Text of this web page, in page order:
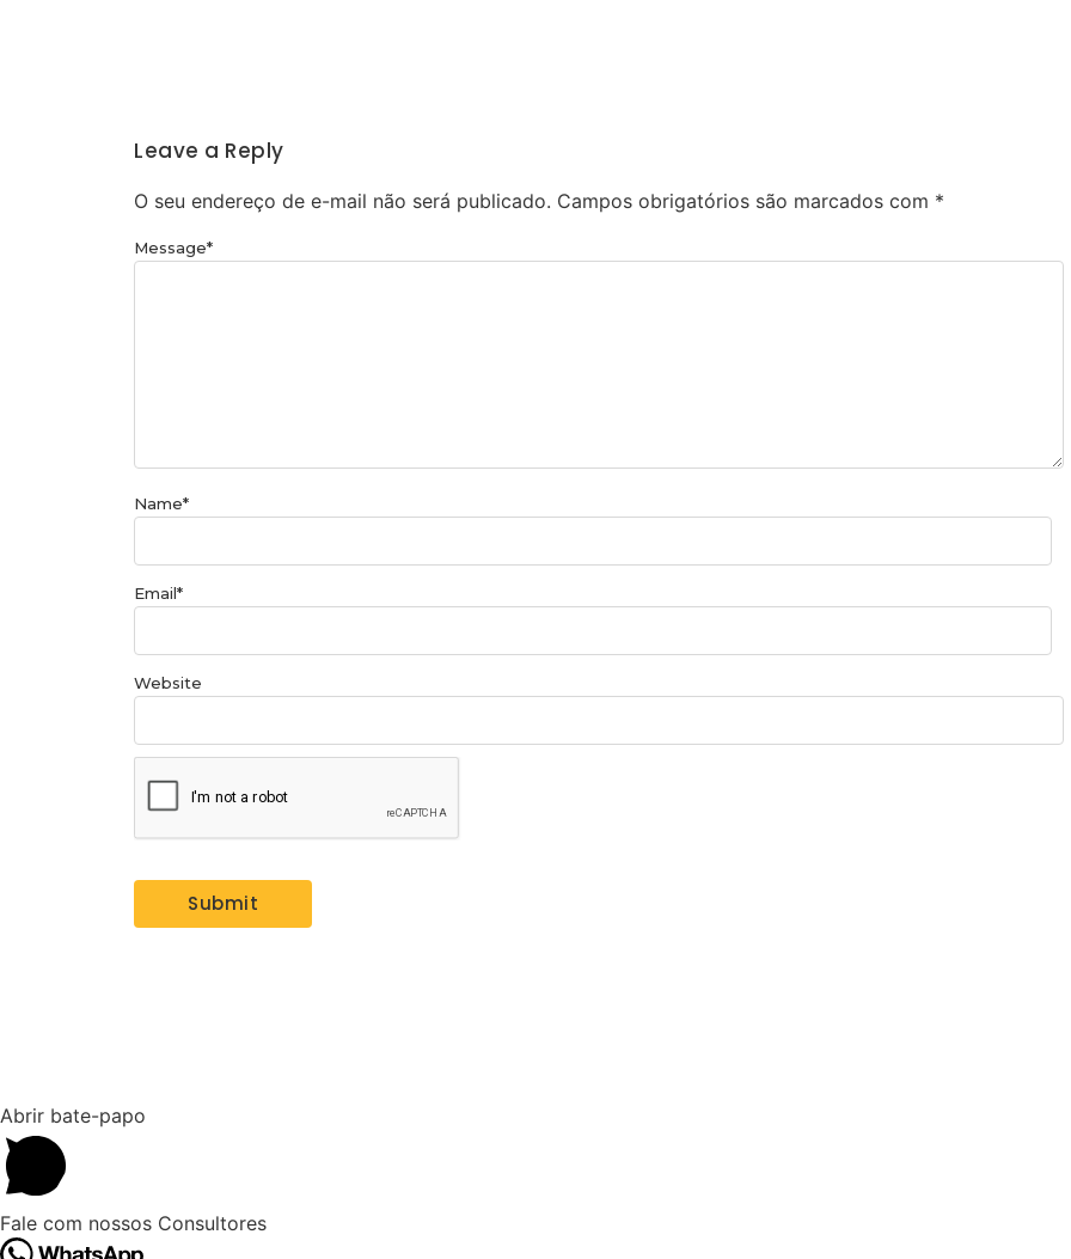
Leave a Reply
O seu endereço de e-mail não será publicado. Campos obrigatórios são marcados com *
Message*
Name*
Email*
Website
Abrir bate-papo
Fale com nossos Consultores